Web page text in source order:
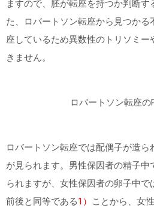
ますので、胚が転座を持つか判断す
た、ロバートソン転座から見つか
座しているため異数性のトリソミ
きません。
ロバートソン転座の
ロバートソン転座では配偶子が造
が見られます。男性保因者の精子中
られますが、女性保因者の卵子中
前後と同等である1）
ことから、女